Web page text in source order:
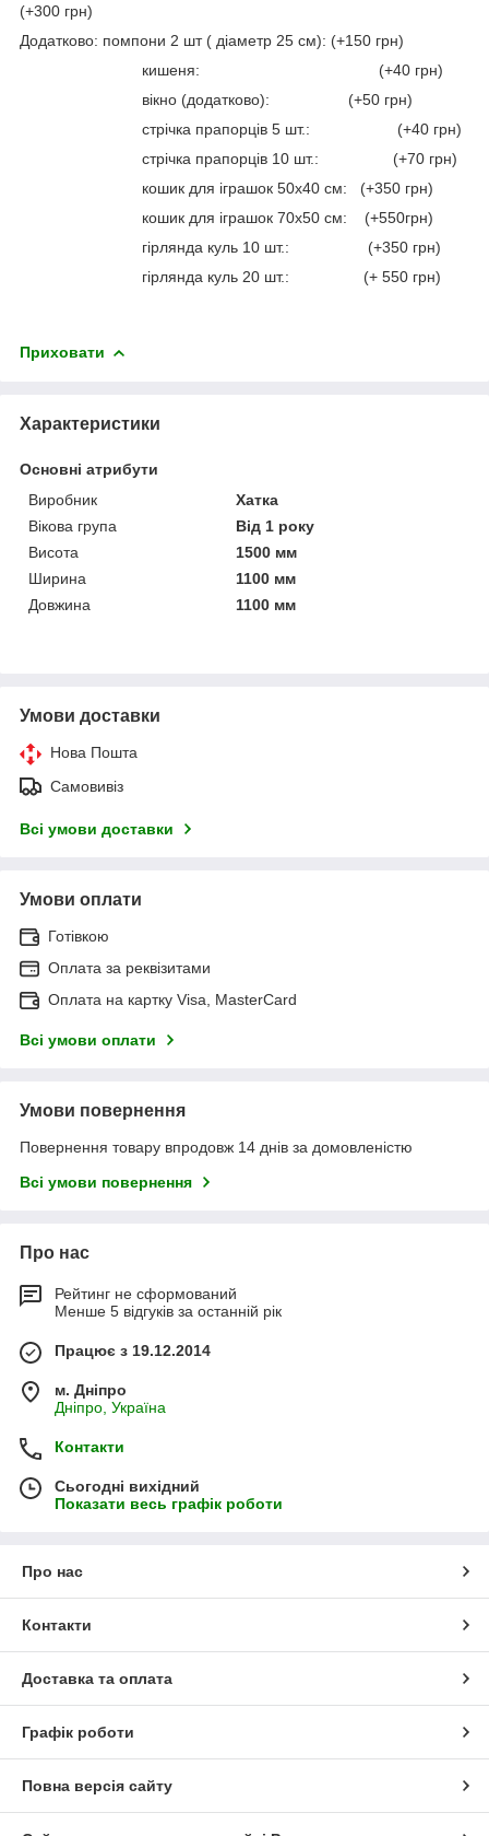
(+300 грн)
Додатково: помпони 2 шт ( діаметр 25 см): (+150 грн)
кишеня: (+40 грн)
вікно (додатково): (+50 грн)
стрічка прапорців 5 шт.: (+40 грн)
стрічка прапорців 10 шт.: (+70 грн)
кошик для іграшок 50х40 см: (+350 грн)
кошик для іграшок 70х50 см: (+550грн)
гірлянда куль 10 шт.: (+350 грн)
гірлянда куль 20 шт.: (+ 550 грн)
Приховати
Характеристики
Основні атрибути
Виробник
Хатка
Вікова група
Від 1 року
Висота
1500 мм
Ширина
1100 мм
Довжина
1100 мм
Умови доставки
Нова Пошта
Самовивіз
Всі умови доставки
Умови оплати
Готівкою
Оплата за реквізитами
Оплата на картку Visa, MasterCard
Всі умови оплати
Умови повернення
Повернення товару впродовж 14 днів за домовленістю
Всі умови повернення
Про нас
Рейтинг не сформований
Менше 5 відгуків за останній рік
Працює з 19.12.2014
м. Дніпро
Дніпро, Україна
Контакти
Сьогодні вихідний
Показати весь графік роботи
Про нас
Контакти
Доставка та оплата
Графік роботи
Повна версія сайту